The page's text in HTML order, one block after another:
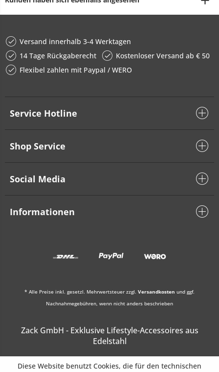
Versand innerhalb 3-4 Werktagen
14 Tage Rückgaberecht
Kostenloser Versand ab € 50
Flexibel zahlen mit Paypal / WERO
Service Hotline
Shop Service
Social Media
Informationen
* Alle Preise inkl. gesetzl. Mehrwertsteuer zzgl. Versandkosten und ggf.
Nachnahmegebühren, wenn nicht anders beschrieben
Zack GmbH - Exklusive Lifestyle-Accessoires aus
Edelstahl
Diese Website benutzt Cookies, die für den technischen